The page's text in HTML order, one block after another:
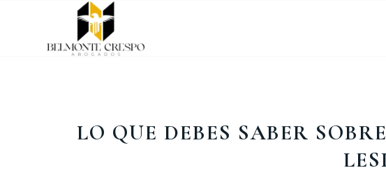
LO QUE DEBES SABER